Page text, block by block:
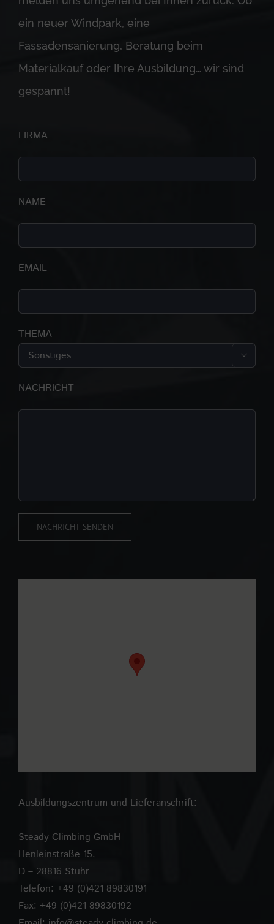
ein neuer Windpark, eine
Fassadensanierung, Beratung beim
Materialkauf oder Ihre Ausbildung… wir sind
gespannt!
FIRMA
NAME
EMAIL
THEMA

NACHRICHT
Ausbildungszentrum und Lieferanschrift:
Steady Climbing GmbH
Henleinstraße 15,
D – 28816 Stuhr
Telefon: +49 (0)421 89830191
Fax: +49 (0)421 89830192